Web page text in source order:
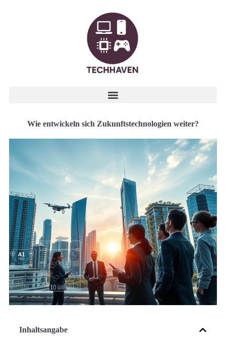
Wie entwickeln sich Zukunftstechnologien weiter?
Inhaltsangabe